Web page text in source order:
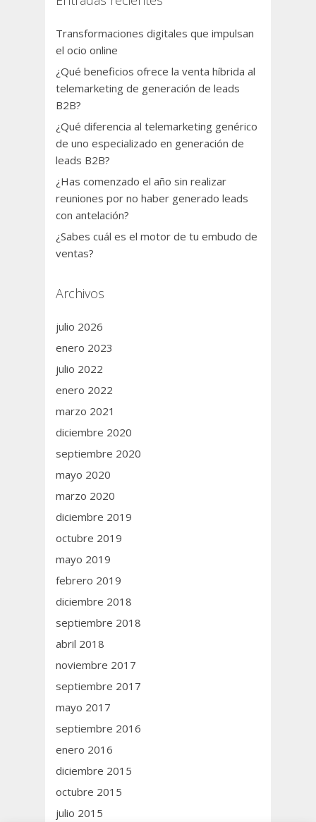
Transformaciones digitales que impulsan
el ocio online
¿Qué beneficios ofrece la venta híbrida al
telemarketing de generación de leads
B2B?
¿Qué diferencia al telemarketing genérico
de uno especializado en generación de
leads B2B?
¿Has comenzado el año sin realizar
reuniones por no haber generado leads
con antelación?
¿Sabes cuál es el motor de tu embudo de
ventas?
Archivos
julio 2026
enero 2023
julio 2022
enero 2022
marzo 2021
diciembre 2020
septiembre 2020
mayo 2020
marzo 2020
diciembre 2019
octubre 2019
mayo 2019
febrero 2019
diciembre 2018
septiembre 2018
abril 2018
noviembre 2017
septiembre 2017
mayo 2017
septiembre 2016
enero 2016
diciembre 2015
octubre 2015
julio 2015